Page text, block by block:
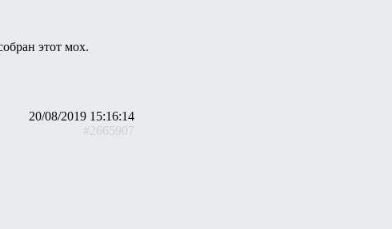
этот мох.
20/08/2019 15:16:14
#2665907